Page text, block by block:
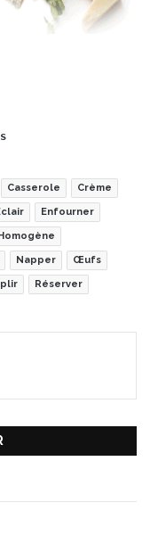
Casserole Crème
Enfourner
Homogène
Napper Œufs
Réserver